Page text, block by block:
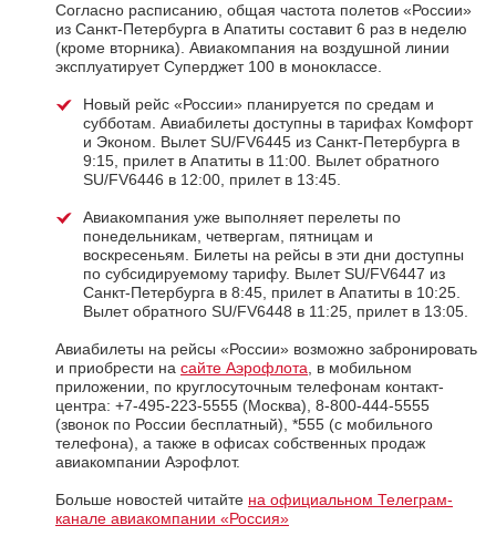
Согласно расписанию, общая частота полетов «России»
из Санкт-Петербурга в Апатиты составит 6 раз в неделю
(кроме вторника). Авиакомпания на воздушной линии
эксплуатирует Суперджет 100 в моноклассе.
Новый рейс «России» планируется по средам и
субботам. Авиабилеты доступны в тарифах Комфорт
и Эконом. Вылет SU/FV6445 из Санкт-Петербурга в
9:15, прилет в Апатиты в 11:00. Вылет обратного
SU/FV6446 в 12:00, прилет в 13:45.
Авиакомпания уже выполняет перелеты по
понедельникам, четвергам, пятницам и
воскресеньям. Билеты на рейсы в эти дни доступны
по субсидируемому тарифу. Вылет SU/FV6447 из
Санкт-Петербурга в 8:45, прилет в Апатиты в 10:25.
Вылет обратного SU/FV6448 в 11:25, прилет в 13:05.
Авиабилеты на рейсы «России» возможно забронировать
и приобрести на сайте Аэрофлота , в мобильном
приложении, по круглосуточным телефонам контакт-
центра: +7-495-223-5555 (Москва), 8-800-444-5555
(звонок по России бесплатный), *555 (с мобильного
телефона), а также в офисах собственных продаж
авиакомпании Аэрофлот.
Больше новостей читайте на официальном Телеграм-
канале авиакомпании «Россия»